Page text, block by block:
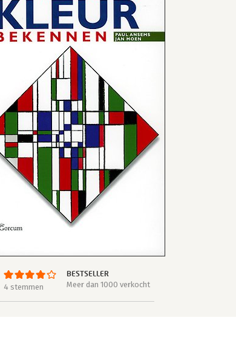
4 stemmen
BESTSELLER
Meer dan 1000 verkocht